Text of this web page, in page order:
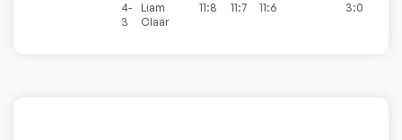
4-
3
Liam
Claar
11:8 11:7 11:6 3:0